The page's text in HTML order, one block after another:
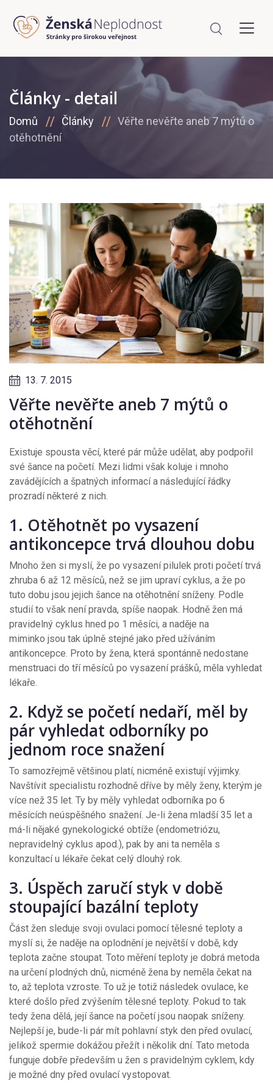
Články - detail
Domů Články
Věřte nevěřte aneb 7 mýtů o
otěhotnění
13. 7. 2015
Věřte nevěřte aneb 7 mýtů o
otěhotnění
Existuje spousta věcí, které pár může udělat, aby podpořil
své šance na početí. Mezi lidmi však koluje i mnoho
zavádějících a špatných informací a následující řádky
prozradí některé z nich.
1. Otěhotnět po vysazení
antikoncepce trvá dlouhou dobu
Mnoho žen si myslí, že po vysazení pilulek proti početí trvá
zhruba 6 až 12 měsíců, než se jim upraví cyklus, a že po
tuto dobu jsou jejich šance na otěhotnění sníženy. Podle
studií to však není pravda, spíše naopak. Hodně žen má
pravidelný cyklus hned po 1 měsíci, a naděje na
miminko jsou tak úplně stejné jako před užíváním
antikoncepce. Proto by žena, která spontánně nedostane
menstruaci do tří měsíců po vysazení prášků, měla vyhledat
lékaře.
2. Když se početí nedaří, měl by
pár vyhledat odborníky po
jednom roce snažení
To samozřejmě většinou platí, nicméně existují výjimky.
Navštívit specialistu rozhodně dříve by měly ženy, kterým je
více než 35 let. Ty by měly vyhledat odborníka po 6
měsících neúspěšného snažení. Je-li žena mladší 35 let a
má-li nějaké gynekologické obtíže (endometriózu,
nepravidelný cyklus apod.), pak by ani ta neměla s
konzultací u lékaře čekat celý dlouhý rok.
3. Úspěch zaručí styk v době
stoupající bazální teploty
Část žen sleduje svoji ovulaci pomocí tělesné teploty a
myslí si, že naděje na oplodnění je největší v době, kdy
teplota začne stoupat. Toto měření teploty je dobrá metoda
na určení plodných dnů, nicméně žena by neměla čekat na
to, až teplota vzroste. To už je totiž následek ovulace, ke
které došlo před zvýšením tělesné teploty. Pokud to tak
tedy žena dělá, její šance na početí jsou naopak sníženy.
Nejlepší je, bude-li pár mít pohlavní styk den před ovulací,
jelikož spermie dokážou přežít i několik dní. Tato metoda
funguje dobře především u žen s pravidelným cyklem, kdy
je možné dny před ovulací vystopovat.